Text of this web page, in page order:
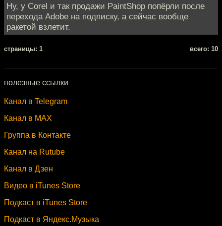
Ну, у Corel и так продажи PaintShop попёрли после
перехода Adobe на подписку, а сейчас вообще
ракетой взлетит.
cтраницы: 1 всего: 10
полезные ссылки
Канал в Telegram
Канал в MAX
Группа в Контакте
Канал на Rutube
Канал в Дзен
Видео в iTunes Store
Подкаст в iTunes Store
Подкаст в Яндекс.Музыка